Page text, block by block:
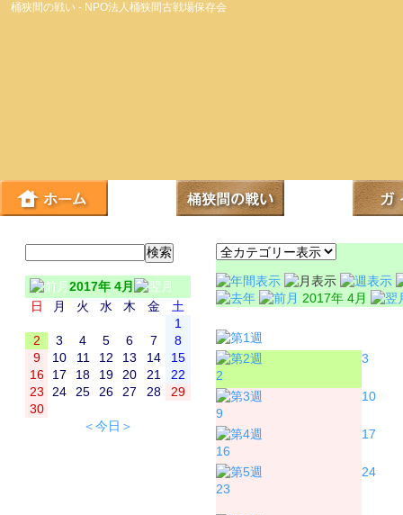
桶狭間の戦い - NPO法人桶狭間古戦場保存会
2017年 4月
日
月 火 水 木 金
土
1
2
3 4 5 6 7
8
9
10 11 12 13 14
15
16
17 18 19 20 21
22
23
24 25 26 27 28
29
30
＜今日＞
2017年 4月
2
3
9
10
16
17
23
24